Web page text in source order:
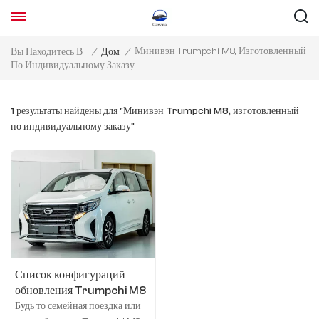
Вы Находитесь В : / Дом / Минивэн Trumpchi M8, Изготовленный
По Индивидуальному Заказу
1 результаты найдены для "Минивэн Trumpchi M8, изготовленный
по индивидуальному заказу"
Список конфигураций
обновления Trumpchi M8
Leader Series 390T
Будь то семейная поездка или